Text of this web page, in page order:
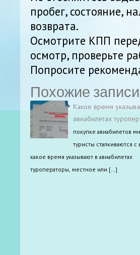
пробег, состояние,
возврата.
Осмотрите КПП
осмотр, проверьте
Попросите
Похожие записи
Какое время
авиабилетах
покупке авиабилетов
туристы сталкиваются
какое время указывают в авиабилетах
туроператоры, местное или […]